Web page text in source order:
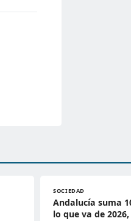
SOCIEDAD
Andalucía suma
lo que va de